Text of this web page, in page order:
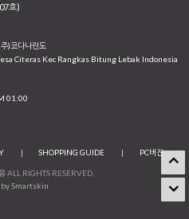
호)
)코다나린도
Citeras Kec Rangkas Bitung Lebak Indonesia
01:00
| SHOPPING GUIDE | PC버전
ALL RIGHTS RESERVED.